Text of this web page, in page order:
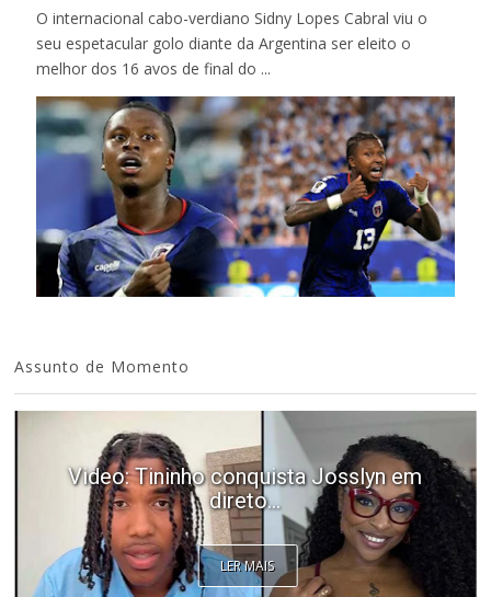
O internacional cabo-verdiano Sidny Lopes Cabral viu o
seu espetacular golo diante da Argentina ser eleito o
melhor dos 16 avos de final do ...
Assunto de Momento
Video: Tininho conquista Josslyn em
direto...
LER MAIS